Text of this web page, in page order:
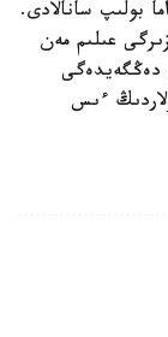
بولىپ سانالادى.
عىلىم مەن
دەڭگەيدەگى
ءىس